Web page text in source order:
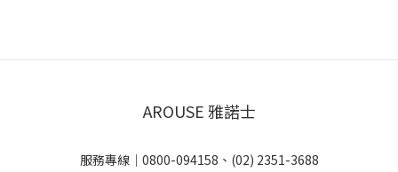
AROUSE 雅諾士
服務專線｜0800-094158、(02) 2351-3688